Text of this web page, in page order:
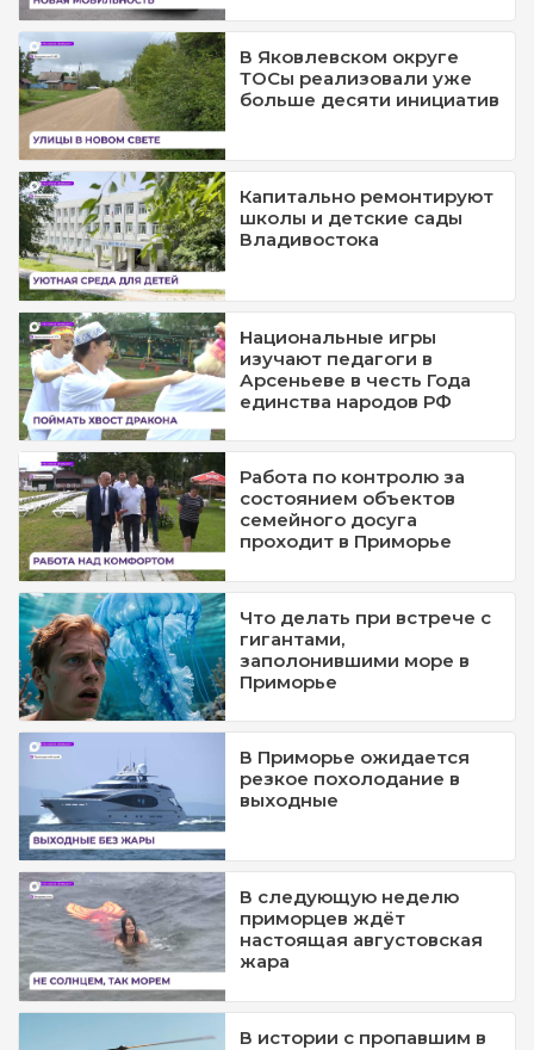
В Яковлевском округе
ТОСы реализовали уже
больше десяти инициатив
Капитально ремонтируют
школы и детские сады
Владивостока
Национальные игры
изучают педагоги в
Арсеньеве в честь Года
единства народов РФ
Работа по контролю за
состоянием объектов
семейного досуга
проходит в Приморье
Что делать при встрече с
гигантами,
заполонившими море в
Приморье
В Приморье ожидается
резкое похолодание в
выходные
В следующую неделю
приморцев ждёт
настоящая августовская
жара
В истории с пропавшим в